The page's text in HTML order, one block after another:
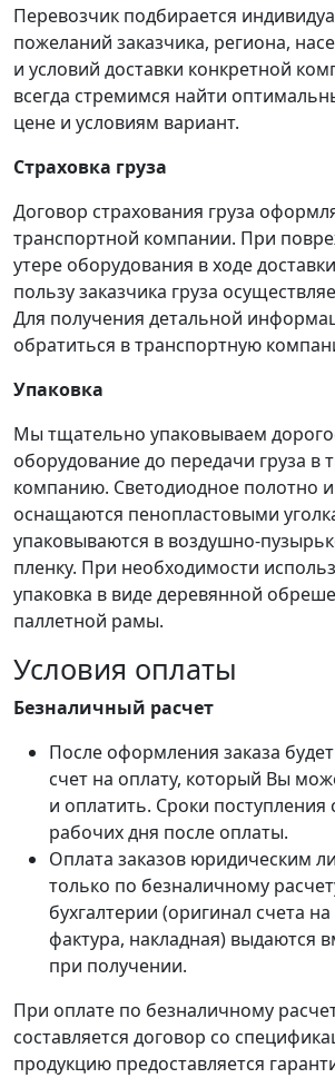
Перевозчик подбирается
пожеланий заказчика, региона,
и условий доставки конкретной
всегда стремимся найти
цене и условиям вариант.
Страховка груза
Договор страхования груза
транспортной компании. При
утере оборудования в ходе
пользу заказчика груза
Для получения детальной
обратиться в транспортную
Упаковка
Мы тщательно упаковываем
оборудование до передачи груза в
компанию. Светодиодное полотно
оснащаются пенопластовыми
упаковываются в воздушно-
пленку. При необходимости
упаковка в виде деревянной
паллетной рамы.
Условия оплаты
Безналичный расчет
После оформления заказа
счет на оплату, который Вы
и оплатить. Сроки поступления
рабочих дня после оплаты.
Оплата заказов юридическим
только по безналичному
бухгалтерии (оригинал счета на
фактура, накладная) выдаются
при получении.
При оплате по безналичному
составляется договор со
продукцию предоставляется